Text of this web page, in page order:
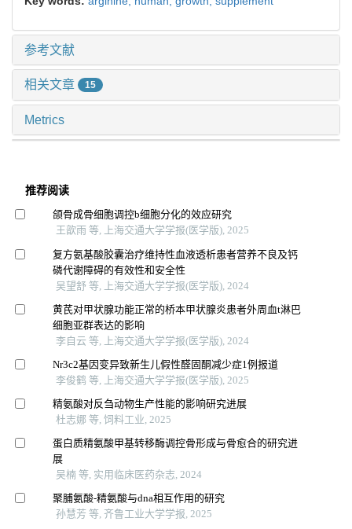
参考文献
相关文章 15
Metrics
推荐阅读
颌骨成骨细胞调控b细胞分化的效应研究
王歆雨 等, 上海交通大学学报(医学版), 2025
复方氨基酸胶囊治疗维持性血液透析患者营养不良及钙
磷代谢障碍的有效性和安全性
吴望舒 等, 上海交通大学学报(医学版), 2024
黄芪对甲状腺功能正常的桥本甲状腺炎患者外周血t淋巴
细胞亚群表达的影响
李自云 等, 上海交通大学学报(医学版), 2024
Nr3c2基因变异致新生儿假性醛固酮减少症1例报道
李俊鹤 等, 上海交通大学学报(医学版), 2025
精氨酸对反刍动物生产性能的影响研究进展
杜志娜 等, 饲料工业, 2025
蛋白质精氨酸甲基转移酶调控骨形成与骨愈合的研究进
展
吴楠 等, 实用临床医药杂志, 2024
聚脯氨酸-精氨酸与dna相互作用的研究
孙慧芳 等, 齐鲁工业大学学报, 2025